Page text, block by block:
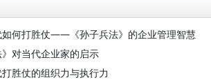
如何打胜仗——《孙子兵法》的企业管理智慧
对当代企业家的启示
胜仗的组织力与执行力